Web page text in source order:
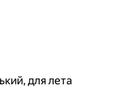
для лета